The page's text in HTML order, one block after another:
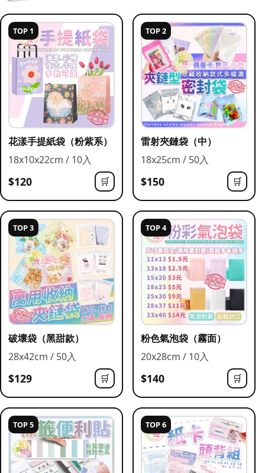
TOP 1
花漾手提紙袋（粉紫系）
18x10x22cm / 10入
$120 🛒
TOP 2
雷射夾鏈袋（中）
18x25cm / 50入
$150 🛒
TOP 3
破壞袋（黑甜款）
28x42cm / 50入
$129 🛒
TOP 4
粉色氣泡袋（霧面）
20x28cm / 10入
$140 🛒
TOP 5 TOP 6